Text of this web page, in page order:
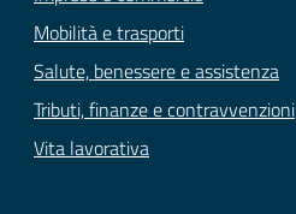
Mobilità e trasporti
Salute, benessere e assistenza
Tributi, finanze e contravvenzioni
Vita lavorativa